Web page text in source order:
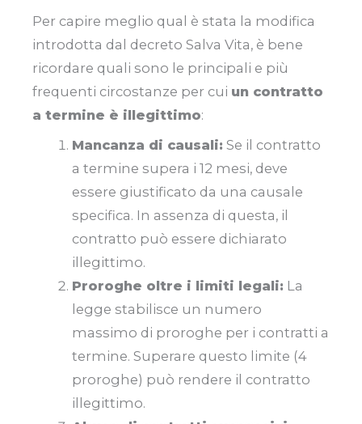
Per capire meglio qual è stata la modifica
introdotta dal decreto Salva Vita, è bene
ricordare quali sono le principali e più
frequenti circostanze per cui un contratto
a termine è illegittimo:
Mancanza di causali: Se il contratto
a termine supera i 12 mesi, deve
essere giustificato da una causale
specifica. In assenza di questa, il
contratto può essere dichiarato
illegittimo.
Proroghe oltre i limiti legali: La
legge stabilisce un numero
massimo di proroghe per i contratti a
termine. Superare questo limite (4
proroghe) può rendere il contratto
illegittimo.